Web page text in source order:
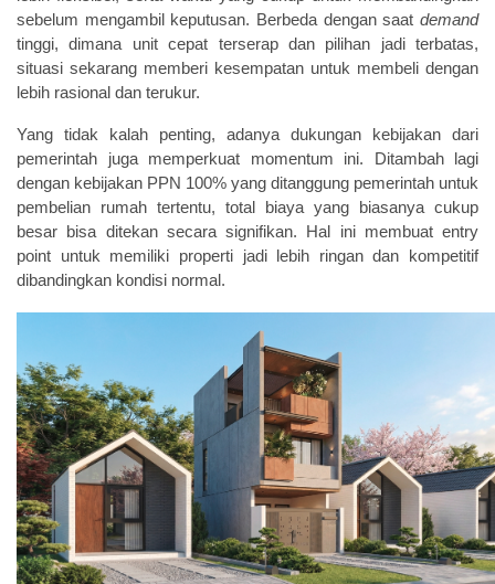
sebelum mengambil keputusan. Berbeda dengan saat demand
tinggi, dimana unit cepat terserap dan pilihan jadi terbatas,
situasi sekarang memberi kesempatan untuk membeli dengan
lebih rasional dan terukur.
Yang tidak kalah penting, adanya dukungan kebijakan dari
pemerintah juga memperkuat momentum ini. Ditambah lagi
dengan kebijakan PPN 100% yang ditanggung pemerintah untuk
pembelian rumah tertentu, total biaya yang biasanya cukup
besar bisa ditekan secara signifikan. Hal ini membuat entry
point untuk memiliki properti jadi lebih ringan dan kompetitif
dibandingkan kondisi normal.